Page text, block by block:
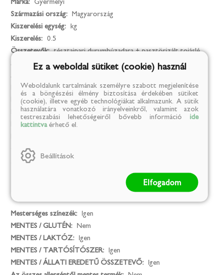
Márka:
Gyermelyi
Származási ország:
Magyarország
Kiszerelési egység:
kg
Kiszerelés:
0.5
Összetevők: tésztaipari durumbúzadara + pasztörizált tojáslé
Allergének:
durumbúzadara (glutént tartalmaz), tojáslé
BIO: Nem
KETO: 0
Inzulinrezisztencia: 0
Paleo: 0
Candida:
Zsírszegény: 0
Mesterséges színezék:
Igen
MENTES / GLUTÉN:
Nem
MENTES / LAKTÓZ:
Igen
MENTES / TARTÓSÍTÓSZER:
Igen
MENTES / ÁLLATI EREDETŰ ÖSSZETEVŐ:
Igen
Ez a weboldal sütiket (cookie) használ
Weboldalunk tartalmának személyre szabott megjelenítése
és a böngészési élmény biztosítása érdekében sütiket
(cookie), illetve egyéb technológiákat alkalmazunk. A sütik
használatára vonatkozó irányelveinkről, valamint azok
testreszabási lehetőségeiről bővebb információ ide
kattintvaérhető el.
Beállítások
Elfogadom